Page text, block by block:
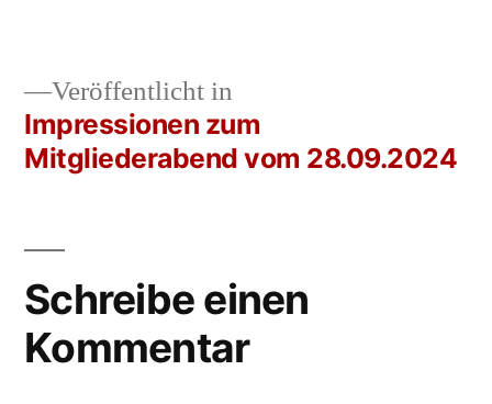
Beitrags-
Veröffentlicht in
Impressionen zum
Mitgliederabend vom 28.09.2024
Schreibe einen
Kommentar